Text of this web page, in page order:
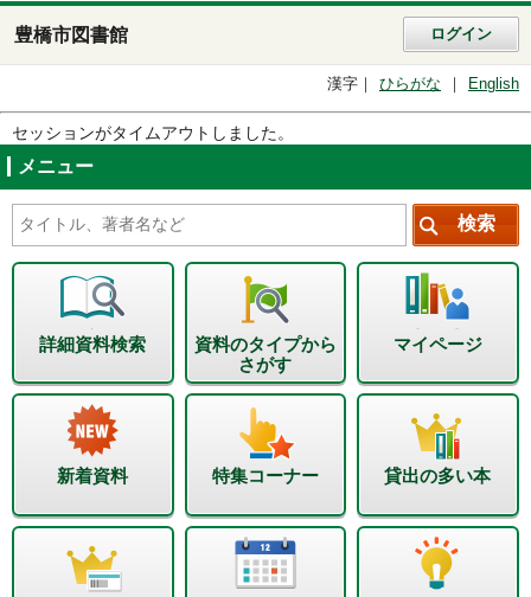
豊橋市図書館 ログイン
漢字 ひらがな English
セッションがタイムアウトしました。
メニュー
詳細資料検索
資料のタイプから
さがす
マイページ
新着資料 特集コーナー 貸出の多い本